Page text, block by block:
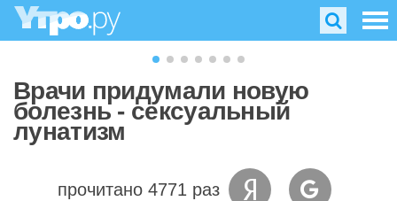
Врачи придумали новую
болезнь - сексуальный
лунатизм
прочитано 4771 раз